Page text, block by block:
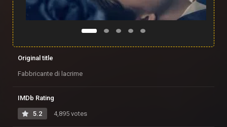
Original title
Fabbricante di lacrime
IMDb Rating
5.2 4,895 votes